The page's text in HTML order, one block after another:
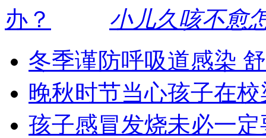
小儿久咳不愈
冬季谨防呼吸道感染
晚秋时节当心孩子在
孩子感冒发烧未必一